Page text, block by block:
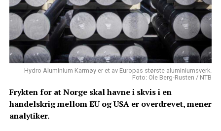
Hydro Aluminium Karmøy er et av Europas største aluminiumsverk.
Foto: Ole Berg-Rusten / NTB
Frykten for at Norge skal havne i skvis i en
handelskrig mellom EU og USA er overdrevet, mener
analytiker.